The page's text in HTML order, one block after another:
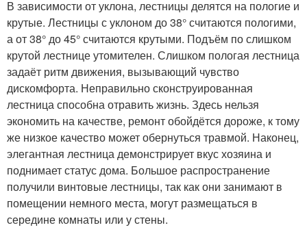
В зависимости от уклона, лестницы делятся на пологие и
крутые. Лестницы с уклоном до 38° считаются пологими,
а от 38° до 45° считаются крутыми. Подъём по слишком
крутой лестнице утомителен. Слишком пологая лестница
задаёт ритм движения, вызывающий чувство
дискомфорта. Неправильно сконструированная
лестница способна отравить жизнь. Здесь нельзя
экономить на качестве, ремонт обойдётся дороже, к тому
же низкое качество может обернуться травмой. Наконец,
элегантная лестница демонстрирует вкус хозяина и
поднимает статус дома. Большое распространение
получили винтовые лестницы, так как они занимают в
помещении немного места, могут размещаться в
середине комнаты или у стены.